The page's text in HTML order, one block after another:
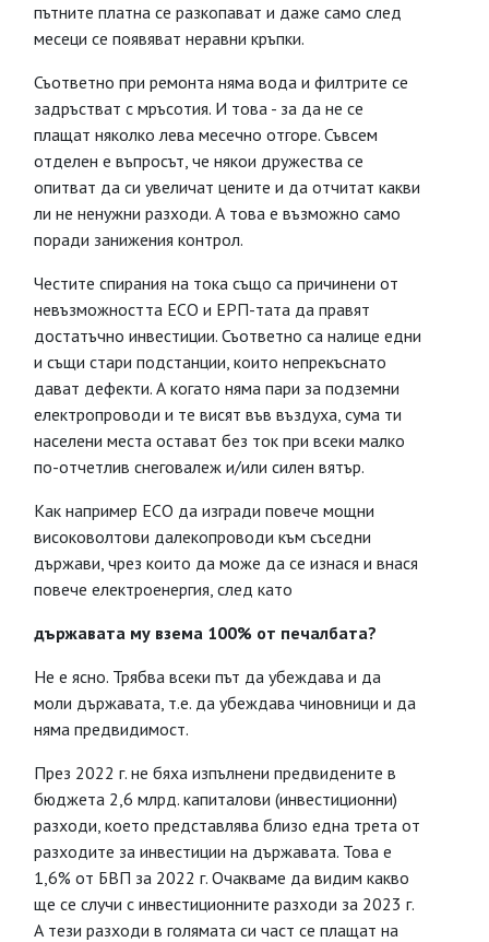
пътните платна се разкопават и даже само след
месеци се появяват неравни кръпки.
Съответно при ремонта няма вода и филтрите се
задръстват с мръсотия. И това - за да не се
плащат няколко лева месечно отгоре. Съвсем
отделен е въпросът, че някои дружества се
опитват да си увеличат цените и да отчитат какви
ли не ненужни разходи. А това е възможно само
поради занижения контрол.
Честите спирания на тока също са причинени от
невъзможността ЕСО и ЕРП-тата да правят
достатъчно инвестиции. Съответно са налице едни
и същи стари подстанции, които непрекъснато
дават дефекти. А когато няма пари за подземни
електропроводи и те висят във въздуха, сума ти
населени места остават без ток при всеки малко
по-отчетлив снеговалеж и/или силен вятър.
Как например ЕСО да изгради повече мощни
високоволтови далекопроводи към съседни
държави, чрез които да може да се изнася и внася
повече електроенергия, след като
държавата му взема 100% от печалбата?
Не е ясно. Трябва всеки път да убеждава и да
моли държавата, т.е. да убеждава чиновници и да
няма предвидимост.
През 2022 г. не бяха изпълнени предвидените в
бюджета 2,6 млрд. капиталови (инвестиционни)
разходи, което представлява близо една трета от
разходите за инвестиции на държавата. Това е
1,6% от БВП за 2022 г. Очакваме да видим какво
ще се случи с инвестиционните разходи за 2023 г.
А тези разходи в голямата си част се плащат на